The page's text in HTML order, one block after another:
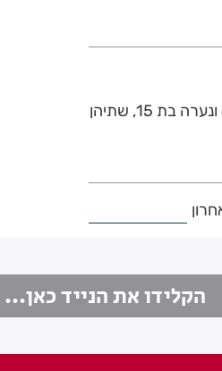
בתאונת דרכים ברחוב הלוחמים בחולון, נפגעו מרכב אישה בת 43 ונערה בת 15, שתיהן